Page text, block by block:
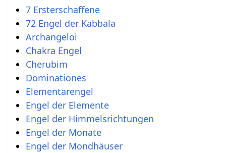
7 Ersterschaffene
72 Engel der Kabbala
Archangeloi
Chakra Engel
Cherubim
Dominationes
Elementarengel
Engel der Elemente
Engel der Himmelsrichtungen
Engel der Monate
Engel der Mondhäuser